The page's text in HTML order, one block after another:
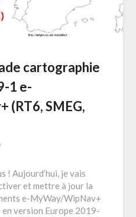
cartographie
1 e-
(RT6, SMEG,
! Aujourd’hui, je vais
et mettre à jour la
e-MyWay/WipNav+
en version Europe 2019-